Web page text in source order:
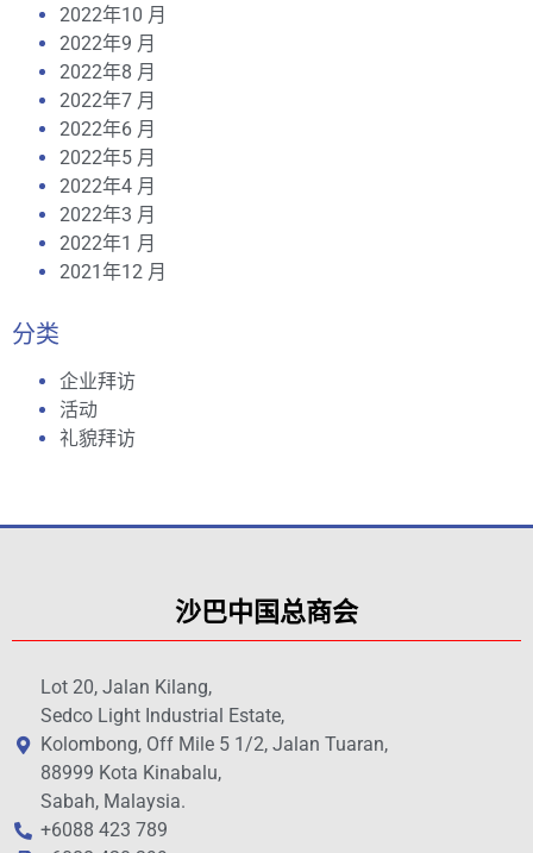
2022年10 月
2022年9 月
2022年8 月
2022年7 月
2022年6 月
2022年5 月
2022年4 月
2022年3 月
2022年1 月
2021年12 月
分类
企业拜访
活动
礼貌拜访
沙巴中国总商会
Lot 20, Jalan Kilang,
Sedco Light Industrial Estate,
Kolombong, Off Mile 5 1/2, Jalan Tuaran,
88999 Kota Kinabalu,
Sabah, Malaysia.
+6088 423 789